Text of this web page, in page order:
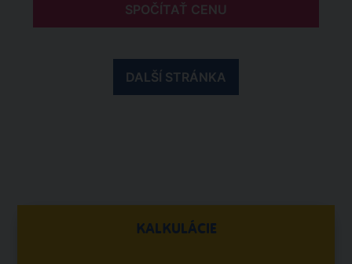
SPOČÍTAŤ CENU
DALŠÍ STRÁNKA
KALKULÁCIE